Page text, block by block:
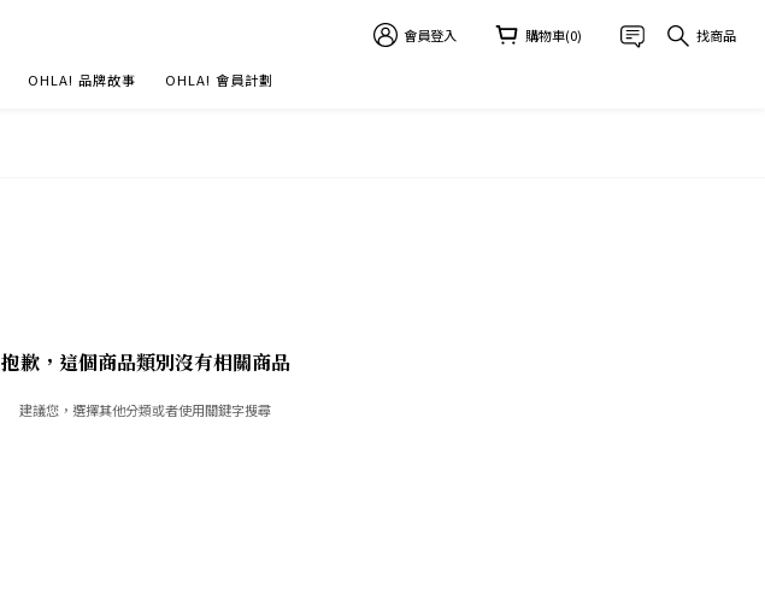
會員登入 購物車(0) 找商品
OHLA! 品牌故事 OHLA! 會員計劃
抱歉，這個商品類別沒有相關商品
建議您，選擇其他分類或者使用關鍵字搜尋